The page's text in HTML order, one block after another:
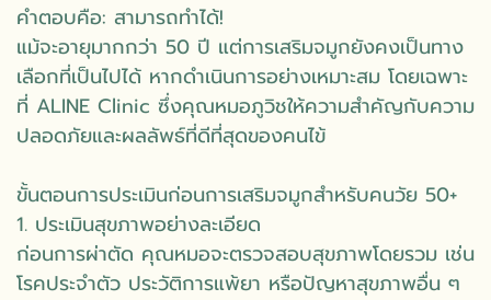
คำตอบคือ: สามารถทำได้!
แม้จะอายุมากกว่า 50 ปี แต่การเสริมจมูกยังคงเป็นทาง
เลือกที่เป็นไปได้ หากดำเนินการอย่างเหมาะสม โดยเฉพาะ
ที่ ALINE Clinic ซึ่งคุณหมอภูวิชให้ความสำคัญกับความ
ปลอดภัยและผลลัพธ์ที่ดีที่สุดของคนไข้
ขั้นตอนการประเมินก่อนการเสริมจมูกสำหรับคนวัย 50+
1. ประเมินสุขภาพอย่างละเอียด
ก่อนการผ่าตัด คุณหมอจะตรวจสอบสุขภาพโดยรวม เช่น
โรคประจำตัว ประวัติการแพ้ยา หรือปัญหาสุขภาพอื่น ๆ